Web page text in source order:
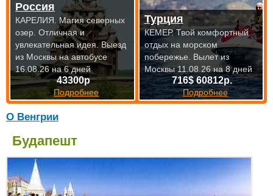
О Венгрии
Будапешт
43300р
Подробнее
Россия
КАРЕЛИЯ. Магия северных
озер. Отличная и
увлекательная идея.Выезд
из Москвы на автобусе
16.08.26 на 6 дней
716$ 60812р.
Подробнее
Турция
КЕМЕР. Твой комфортный
отдых на морском
побережье. Вылет из
Москвы 11.08.26 на 8 дней